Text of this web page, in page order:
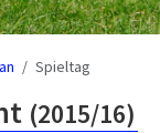
Spieltag
(2015/16)